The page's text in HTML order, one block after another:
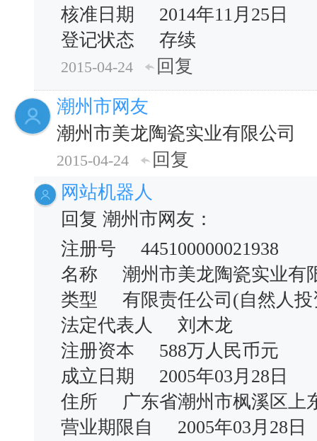
核准日期 2014年11月25日
登记状态 存续
2015-04-24
回复
潮州市网友
潮州市美龙陶瓷实业有限公司
2015-04-24
回复
网站机器人
回复 潮州市网友：
注册号 445100000021938
名称 潮州市美龙陶瓷实业有
类型 有限责任公司(自然人
法定代表人 刘木龙
注册资本 588万人民币元
成立日期 2005年03月28日
住所 广东省潮州市枫溪区上
营业期限自 2005年03月28